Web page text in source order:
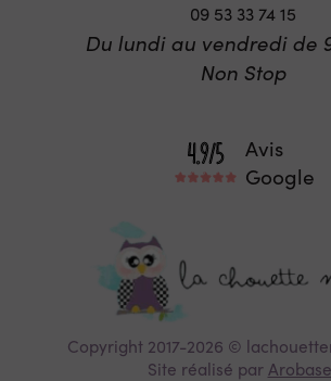
09 53 33 74 15
Du lundi au vendredi de
Non Stop
Avis
Google
Copyright 2017-2026 ©
Site réalisé par